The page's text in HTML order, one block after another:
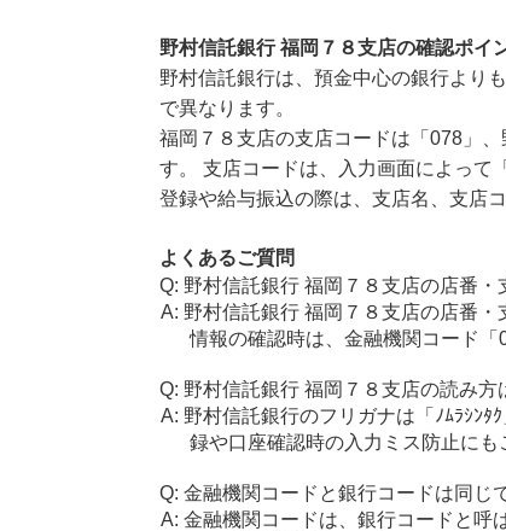
野村信託銀行 福岡７８支店の確認ポイ
野村信託銀行は、預金中心の銀行より
で異なります。
福岡７８支店の支店コードは「078」
す。 支店コードは、入力画面によって
登録や給与振込の際は、支店名、支店
よくあるご質問
野村信託銀行 福岡７８支店の店番・
野村信託銀行 福岡７８支店の店番
情報の確認時は、金融機関コード「
野村信託銀行 福岡７８支店の読み方
野村信託銀行のフリガナは「ﾉﾑﾗｼﾝﾀ
録や口座確認時の入力ミス防止にも
金融機関コードと銀行コードは同じ
金融機関コードは、銀行コードと呼